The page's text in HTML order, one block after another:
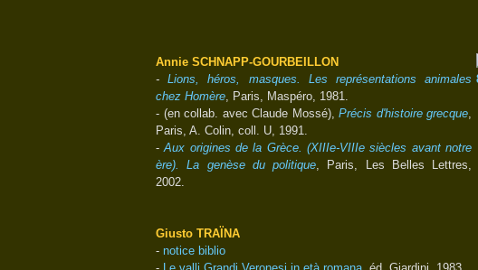
Annie SCHNAPP-GOURBEILLON
-Lions, héros, masques. Les représentations animales
chez Homère, Paris, Maspéro, 1981.
- (en collab. avec Claude Mossé), Précis d'histoire grecque,
Paris, A. Colin, coll. U, 1991.
- Aux origines de la Grèce. (XIIIe-VIIIe siècles avant notre
ère). La genèse du politique, Paris, Les Belles Lettres,
2002.
Giusto TRAÏNA
- notice biblio